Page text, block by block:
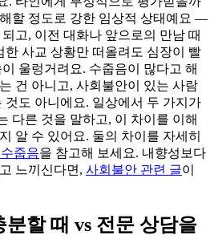
할 정도로 강한 임상적 상태예요 —
고, 이전 대화나 앞으로의 만남 때
한 사교 상황만 떠올려도 심장이 빨
울렁거려요. 수줍음이 많다고 해
건 아니고, 사회불안이 있는 사람
것도 아니에요. 일상에서 두 가지가
다른 것을 말하고, 이 차이를 이해
알 수 있어요. 둘의 차이를 자세히
줍음을 참고해 보세요. 내향성보다
느끼신다면, 사회불안 관련 글이
할 때 vs 전문 상담을